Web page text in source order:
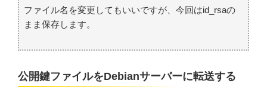
ファイル名を変更してもいいですが、今回はid_rsaの
まま保存します。
公開鍵ファイルをDebianサーバーに転送する